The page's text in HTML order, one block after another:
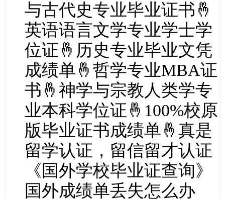
与古代史专业毕业证书🤞
英语语言文学专业学士学
位证🤞历史专业毕业文凭
成绩单🤞哲学专业MBA证
书🤞神学与宗教人类学专
业本科学位证🤞100%校原
版毕业证书成绩单🤞真是
留学认证，留信留才认证
《国外学校毕业证查询》
国外成绩单丢失怎么办